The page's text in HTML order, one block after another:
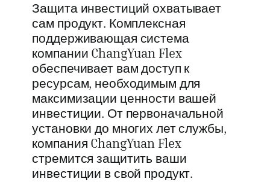
Защита инвестиций охватывает
сам продукт. Комплексная
поддерживающая система
компании ChangYuan Flex
обеспечивает вам доступ к
ресурсам, необходимым для
максимизации ценности вашей
инвестиции. От первоначальной
установки до многих лет службы,
компания ChangYuan Flex
стремится защитить ваши
инвестиции в свой продукт.